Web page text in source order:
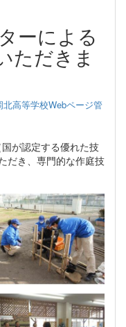
ーによる
ただきま
北高等学校Webページ管
が認定する優れた技
だき、専門的な作庭技